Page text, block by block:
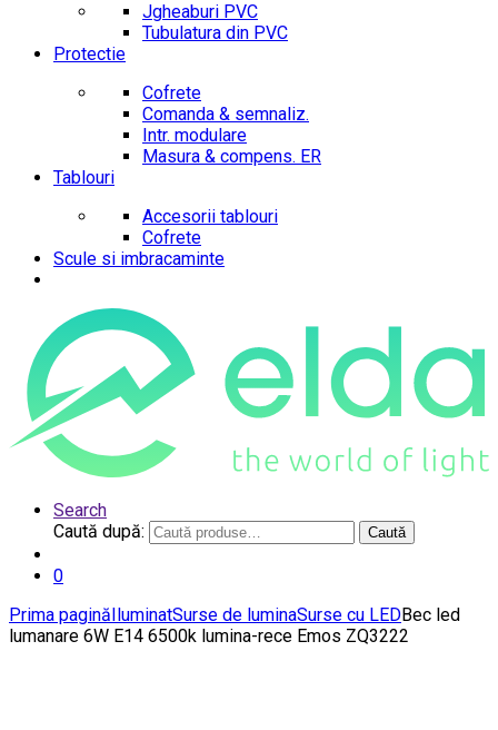
Jgheaburi PVC
Tubulatura din PVC
Protectie
Cofrete
Comanda & semnaliz.
Intr. modulare
Masura & compens. ER
Tablouri
Accesorii tablouri
Cofrete
Scule si imbracaminte
Search
Caută după:
Caută
0
Prima paginăIluminatSurse de luminaSurse cu LEDBec led
lumanare 6W E14 6500k lumina-rece Emos ZQ3222